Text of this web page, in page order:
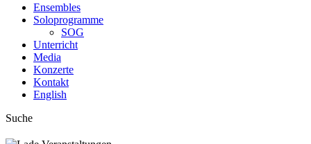
Ensembles
Soloprogramme
SOG
Unterricht
Media
Konzerte
Kontakt
English
Suche